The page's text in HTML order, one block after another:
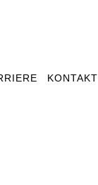
KONTAKT